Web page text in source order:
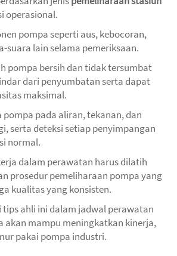
operasional.
pompa seperti aus, kebocoran,
suara lain selama pemeriksaan.
pompa bersih dan tidak tersumbat
dari penyumbatan serta dapat
maksimal.
pada aliran, tekanan, dan
serta deteksi setiap penyimpangan
normal.
dalam perawatan harus dilatih
prosedur pemeliharaan pompa yang
kualitas yang konsisten.
tips ahli ini dalam jadwal perawatan
akan mampu meningkatkan kinerja,
pakai pompa industri.